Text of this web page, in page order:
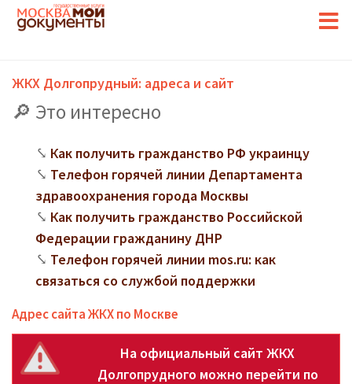
ЖКХ Долгопрудный: адреса и сайт
Это интересно
Как получить гражданство РФ украинцу
Телефон горячей линии Департамента
здравоохранения города Москвы
Как получить гражданство Российской
Федерации гражданину ДНР
Телефон горячей линии mos.ru: как
связаться со службой поддержки
Адрес сайта ЖКХ по Москве
На официальный сайт ЖКХ
Долгопрудного можно перейти по